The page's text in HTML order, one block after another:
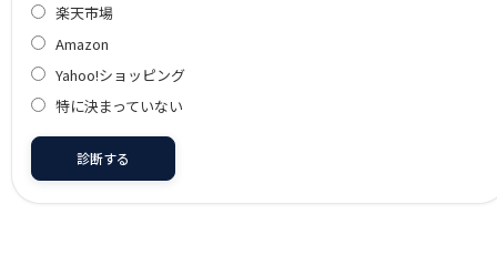
楽天市場
Amazon
Yahoo!ショッピング
特に決まっていない
診断する